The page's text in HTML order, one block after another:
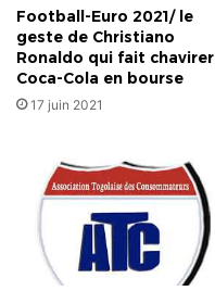
Football-Euro 2021/ le
geste de Christiano
Ronaldo qui fait chavirer
Coca-Cola en bourse
17 juin 2021